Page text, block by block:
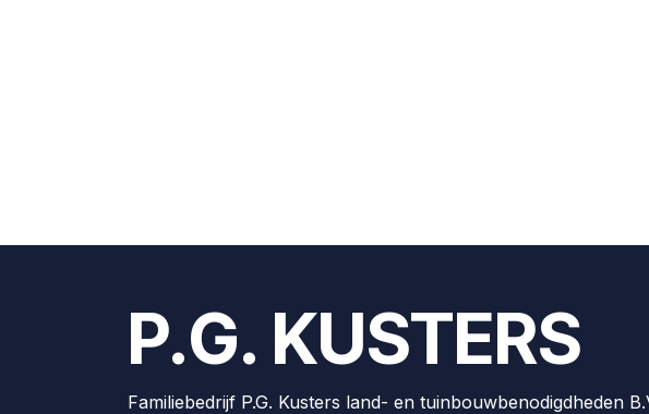
P.G. KUSTERS
Familiebedrijf P.G. Kusters land- en tuinbouwbenodigdheden